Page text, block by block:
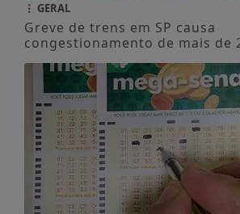
GERAL
Greve de trens em SP causa
congestionamento de mais de